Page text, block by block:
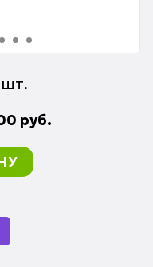
шт.
руб.